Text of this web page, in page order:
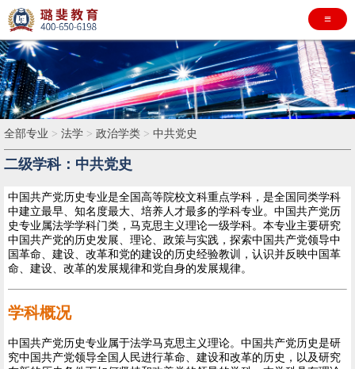
≡
全部专业 > 法学 > 政治学类 > 中共党史
二级学科：中共党史
中国共产党历史专业是全国高等院校文科重点学科，是全国同类学科
中建立最早、知名度最大、培养人才最多的学科专业。中国共产党历
史专业属法学学科门类，马克思主义理论一级学科。本专业主要研究
中国共产党的历史发展、理论、政策与实践，探索中国共产党领导中
国革命、建设、改革和党的建设的历史经验教训，认识并反映中国革
命、建设、改革的发展规律和党自身的发展规律。
学科概况
中国共产党历史专业属于法学马克思主义理论。中国共产党历史是研
究中国共产党领导全国人民进行革命、建设和改革的历史，以及研究